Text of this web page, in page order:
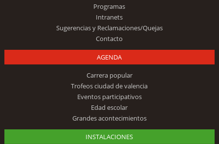
Programas
Intranets
Sugerencias y Reclamaciones/Quejas
Contacto
AGENDA
Carrera popular
Trofeos ciudad de valencia
Eventos participativos
Edad escolar
Grandes acontecimientos
INSTALACIONES